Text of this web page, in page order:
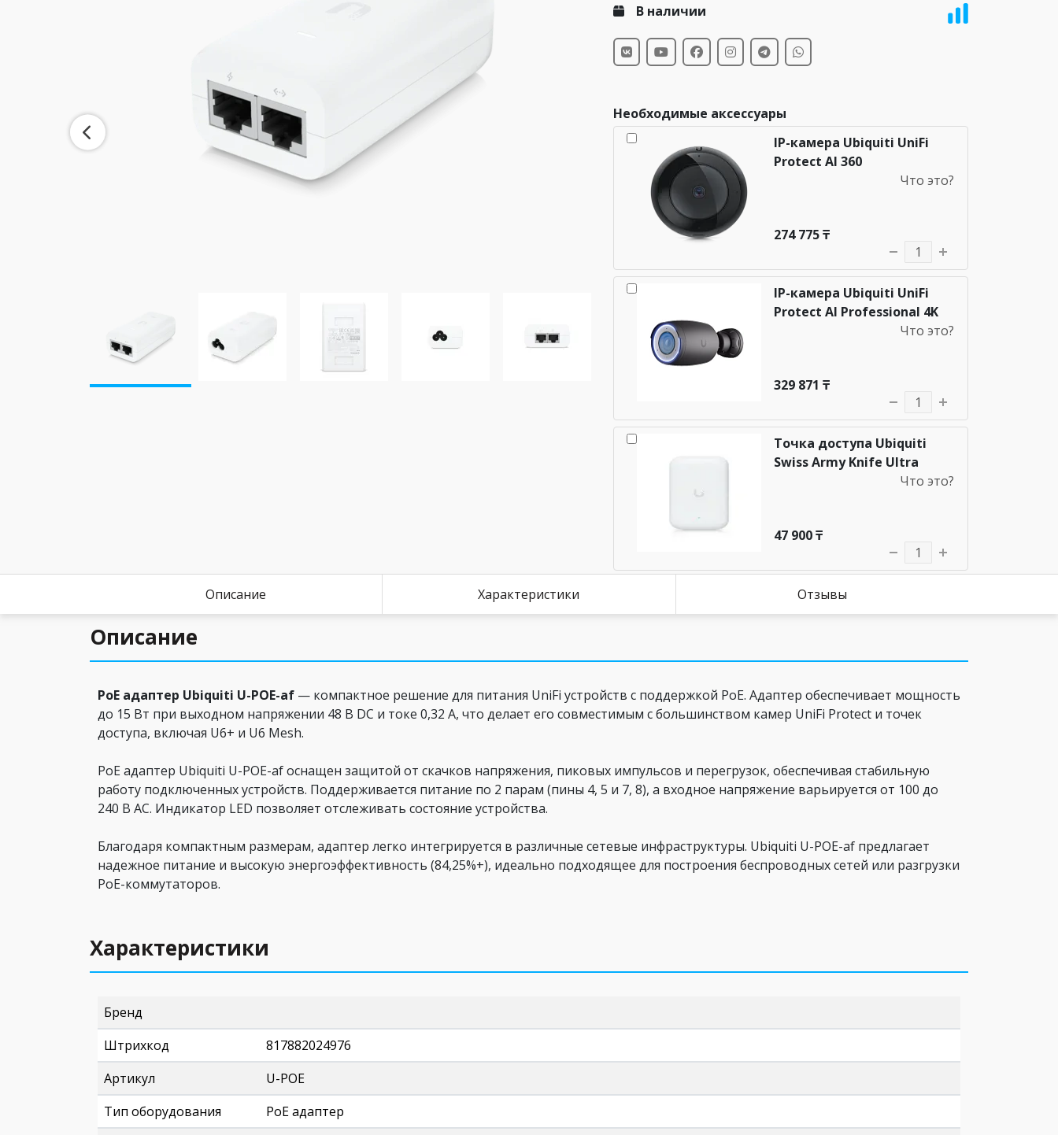
В наличии
Необходимые аксессуары
IP-камера Ubiquiti UniFi
Protect AI 360
Что это?
274 775 ₸
IP-камера Ubiquiti UniFi
Protect AI Professional 4K
Что это?
329 871 ₸
Точка доступа Ubiquiti
Swiss Army Knife Ultra
Что это?
47 900 ₸
Описание Характеристики Отзывы
Описание
PoE адаптер Ubiquiti U-POE-af — компактное решение для питания UniFi устройств с поддержкой PoE. Адаптер обеспечивает мощность
до 15 Вт при выходном напряжении 48 В DC и токе 0,32 А, что делает его совместимым с большинством камер UniFi Protect и точек
доступа, включая U6+ и U6 Mesh.
PoE адаптер Ubiquiti U-POE-af оснащен защитой от скачков напряжения, пиковых импульсов и перегрузок, обеспечивая стабильную
работу подключенных устройств. Поддерживается питание по 2 парам (пины 4, 5 и 7, 8), а входное напряжение варьируется от 100 до
240 В AC. Индикатор LED позволяет отслеживать состояние устройства.
Благодаря компактным размерам, адаптер легко интегрируется в различные сетевые инфраструктуры. Ubiquiti U-POE-af предлагает
надежное питание и высокую энергоэффективность (84,25%+), идеально подходящее для построения беспроводных сетей или разгрузки
PoE-коммутаторов.
Характеристики
Бренд
Штрихкод
817882024976
Артикул
U-POE
Тип оборудования
PoE адаптер